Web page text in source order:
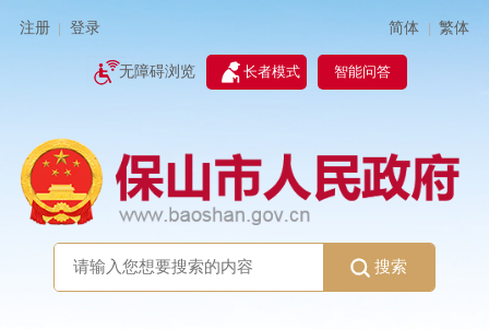
注册 登录 简体 | 繁体
无障碍浏览 长者模式 智能问答
搜索